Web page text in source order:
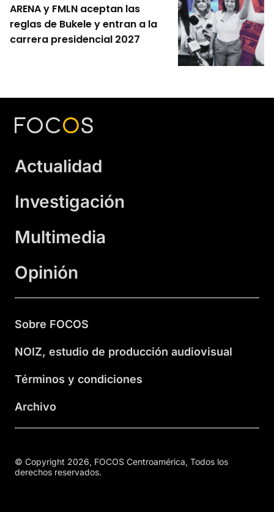
ARENA y FMLN aceptan las
reglas de Bukele y entran a la
carrera presidencial 2027
Actualidad
Investigación
Multimedia
Opinión
Sobre FOCOS
NOIZ, estudio de producción audiovisual
Términos y condiciones
Archivo
© Copyright 2026, FOCOS Centroamérica, Todos los
derechos reservados.